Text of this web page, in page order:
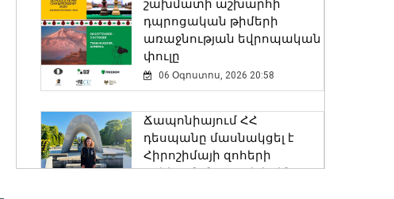
շախմատի աշխարհի
դպրոցական թիմերի
առաջնության եվրոպական
փուլը
06 Օգոստոս, 2026 20:58
Ճապոնիայում ՀՀ
դեսպանը մասնակցել է
Հիրոշիմայի զոհերի
ոգեկոչման տարելիցին